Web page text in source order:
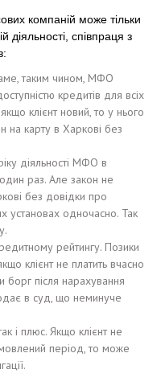
компаній може тільки
діяльності, співпраця з
таким чином, МФО
кредитів для всіх
клієнт новий, то у нього
на карту в Харкові без
діяльності МФО в
раз. Але закон не
без довідки про
установах одночасно. Так
рейтингу. Позики
клієнт не платить вчасно
борг після нарахування
в суд, що неминуче
і плюс. Якщо клієнт не
період, то може